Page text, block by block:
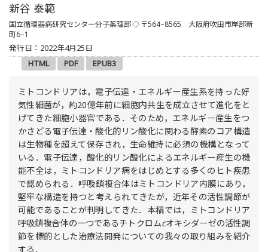
新谷 泰範
国立循環器病研究センター分子薬理部◇ 〒564–8565 大阪府吹田市岸部新
町6–1
発行日：2022年4月25日
HTML
PDF EPUB3
ミトコンドリアは，電子伝達・エネルギー産生系を持った好
気性細菌が，約20億年前に細胞内共生を成立させて進化をと
げてきた細胞小器官である．そのため，エネルギー産生をつ
かさどる電子伝達・酸化的リン酸化に関わる酵素のコア構造
は生物種を超えて保存され，生命維持に必須の機構となって
いる．電子伝達，酸化的リン酸化によるエネルギー産生の機
能不全は，ミトコンドリア病をはじめとする多くのヒト疾患
で認められる．呼吸鎖複合体はミトコンドリア内膜にあり，
堅牢な構造を持つと考えられてきたが，近年その活性調節が
可能であることが判明してきた．本稿では，ミトコンドリア
呼吸鎖複合体の一つであるチトクロムcオキシダーゼの活性調
節を標的とした治療法開発についての我々の取り組みを紹介
する．